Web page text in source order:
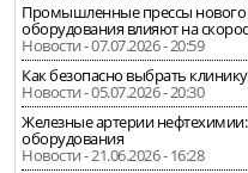
Промышленные прессы нового
оборудования влияют на
Новости - 07.07.2026 - 20:59
Как безопасно выбрать
Новости - 05.07.2026 - 20:30
Железные артерии
оборудования
Новости - 21.06.2026 - 16:28